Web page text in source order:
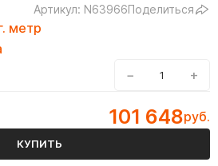
Артикул: N63966Поделиться
метр
− +
101 648руб.
КУПИТЬ